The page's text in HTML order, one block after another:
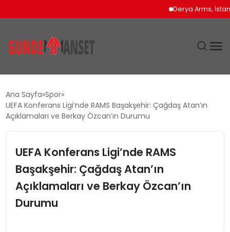
Derya Arms,
DÜNYA
SPOR
TEKNOLOJI
Ana Sayfa Spor
UEFA Konferans Ligi’nde RAMS Başakşehir: Çağdaş Atan’ın
Açıklamaları ve Berkay Özcan’ın Durumu
UEFA Konferans Ligi’nde RAMS
Başakşehir: Çağdaş Atan’ın
Açıklamaları ve Berkay Özcan’ın
Durumu